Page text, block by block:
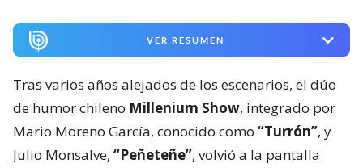
VER RESUMEN
Tras varios años alejados de los escenarios, el dúo
de humor chileno Millenium Show, integrado por
Mario Moreno García, conocido como “Turrón”, y
Julio Monsalve, “Peñeteñe”, volvió a la pantalla